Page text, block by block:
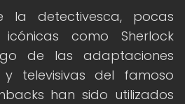
la detectivesca, pocas
como Sherlock
de las adaptaciones
y televisivas del famoso
han sido utilizados